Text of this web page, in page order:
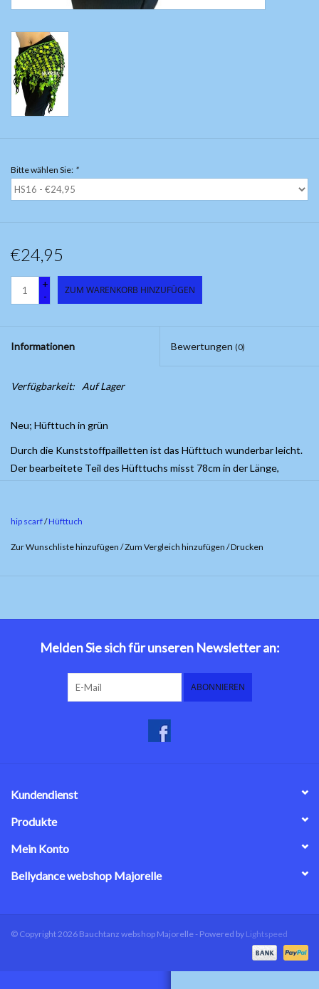
Bitte wählen Sie: *
€24,95
+
-
ZUM WARENKORB HINZUFÜGEN
Informationen Bewertungen (0)
Verfügbarkeit: Auf Lager
Neu; Hüfttuch in grün
Durch die Kunststoffpailletten ist das Hüfttuch wunderbar leicht.
Der bearbeitete Teil des Hüfttuchs misst 78cm in der Länge,
hip scarf/Hüfttuch
Zur Wunschliste hinzufügen /Zum Vergleich hinzufügen /Drucken
Melden Sie sich für unseren Newsletter an:
ABONNIEREN
Kundendienst
Produkte
Mein Konto
Bellydance webshop Majorelle
© Copyright 2026 Bauchtanz webshop Majorelle - Powered by Lightspeed